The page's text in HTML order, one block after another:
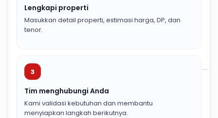
Lengkapi properti
Masukkan detail properti, estimasi harga, DP, dan
tenor.
3
Tim menghubungi Anda
Kami validasi kebutuhan dan membantu
menyiapkan langkah berikutnya.